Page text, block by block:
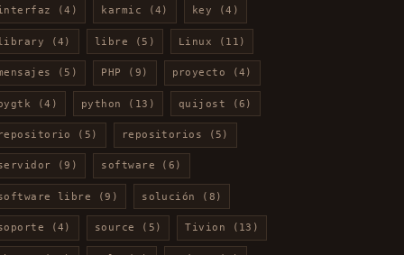
(4) karmic (4) key (4)
(4) libre (5) Linux (11)
(5) PHP (9) proyecto (4)
(4) python (13) quijost (6)
(5) repositorios (5)
(9) software (6)
libre (9) solución (8)
(4) source (5) Tivion (13)